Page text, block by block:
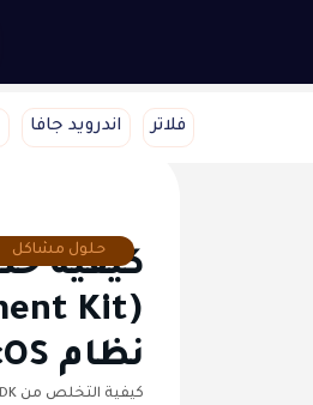
فلاتر اندرويد جافا
حلول مشاكل
نظام macOS وWindows